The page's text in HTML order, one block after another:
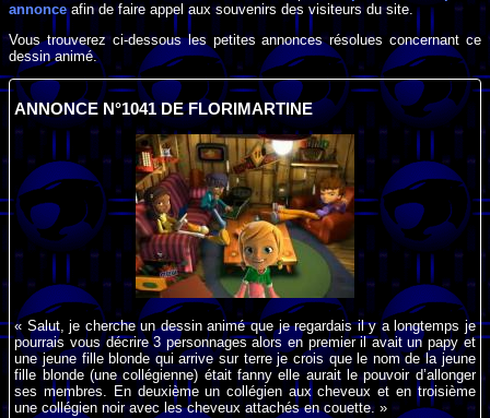
annonceafin de faire appel aux souvenirs des visiteurs du site.
Vous trouverez ci-dessous les petites annonces résolues concernant ce
dessin animé.
ANNONCE N°1041 DE FLORIMARTINE
« Salut, je cherche un dessin animé que je regardais il y a longtemps je
pourrais vous décrire 3 personnages alors en premier il avait un papy et
une jeune fille blonde qui arrive sur terre je crois que le nom de la jeune
fille blonde (une collégienne) était fanny elle aurait le pouvoir d’allonger
ses membres. En deuxième un collégien aux cheveux et en troisième
une collégien noir avec les cheveux attachés en couette. »